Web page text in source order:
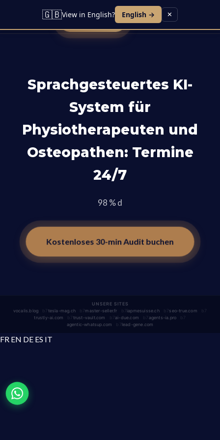
SprachagentKontaktBlogKarriere
Demo buchen
Sprachgesteuertes KI-
System für
Physiotherapeuten und
Osteopathen: Termine
24/7
98 % d
Kostenloses 30-min Audit buchen
UNSERE SITES
vocalis.blog
tesla-mag.ch master-seller.fr iapmesuisse.ch
seo-true.com
trustly-ai.com
trust-vault.com ai-due.com
agents-ia.pro
agentic-whatsup.com
lead-gene.com
FR EN DE ES IT
🇬🇧View in English? English → ✕